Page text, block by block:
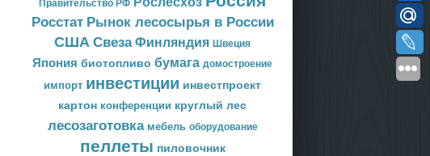
Правительство РФ
Росстат Рынок лесосырья в России
США Свеза Финляндия Швеция
Япония биотопливо бумага домостроение
импорт инвестиции инвестпроект
картон конференции круглый лес
лесозаготовка мебель оборудование
пеллеты пиловочник